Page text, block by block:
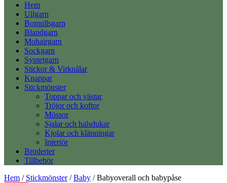
Hem
Ullgarn
Bomullsgarn
Blandgarn
Mohairgarn
Sockgarn
Syntetgarn
Stickor & Virknålar
Knappar
Stickmönster
Toppar och västar
Tröjor och koftor
Mössor
Sjalar och halsdukar
Kjolar och klänningar
Interiör
Broderier
Tillbehör
Hem / Stickmönster/Baby / Babyoverall och babypåse